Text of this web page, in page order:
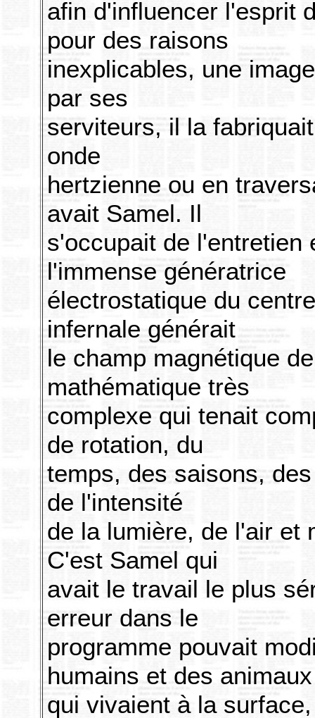
afin d'influencer l'esprit
pour des raisons
inexplicables, une
par ses
serviteurs, il la
onde
hertzienne ou en
avait Samel. Il
s'occupait de l'entretien
l'immense génératrice
électrostatique du
infernale générait
le champ magnétique
mathématique très
complexe qui tenait
de rotation, du
temps, des saisons,
de l'intensité
de la lumière, de l'air et
C'est Samel qui
avait le travail le plus
erreur dans le
programme pouvait
humains et des animaux
qui vivaient à la